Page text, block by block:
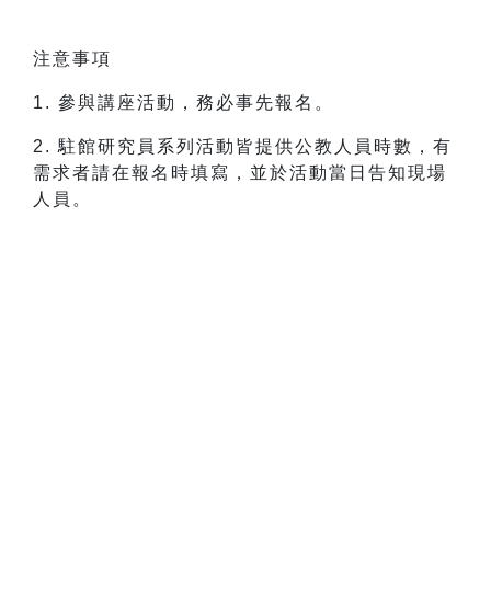
注意事項
1. 參與講座活動，務必事先報名。
2. 駐館研究員系列活動皆提供公教人員時數，有
需求者請在報名時填寫，並於活動當日告知現場
人員。